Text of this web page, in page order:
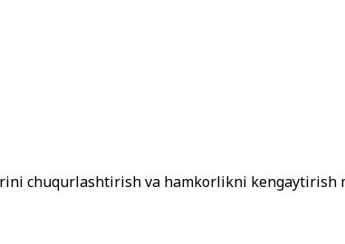
chuqurlashtirish va hamkorlikni